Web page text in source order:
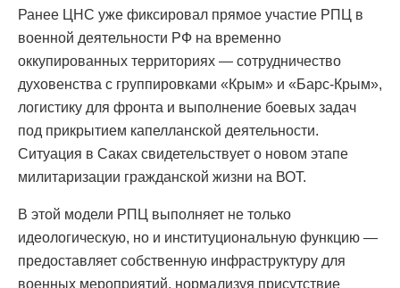
Ранее ЦНС уже фиксировал прямое участие РПЦ в
военной деятельности РФ на временно
оккупированных территориях — сотрудничество
духовенства с группировками «Крым» и «Барс-Крым»,
логистику для фронта и выполнение боевых задач
под прикрытием капелланской деятельности.
Ситуация в Саках свидетельствует о новом этапе
милитаризации гражданской жизни на ВОТ.
В этой модели РПЦ выполняет не только
идеологическую, но и институциональную функцию —
предоставляет собственную инфраструктуру для
военных мероприятий, нормализуя присутствие